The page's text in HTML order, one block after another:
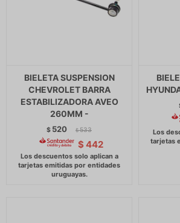
BIELETA SUSPENSION
CHEVROLET BARRA
ESTABILIZADORA AVEO
260MM -
$ 520 $ 533
$ 442